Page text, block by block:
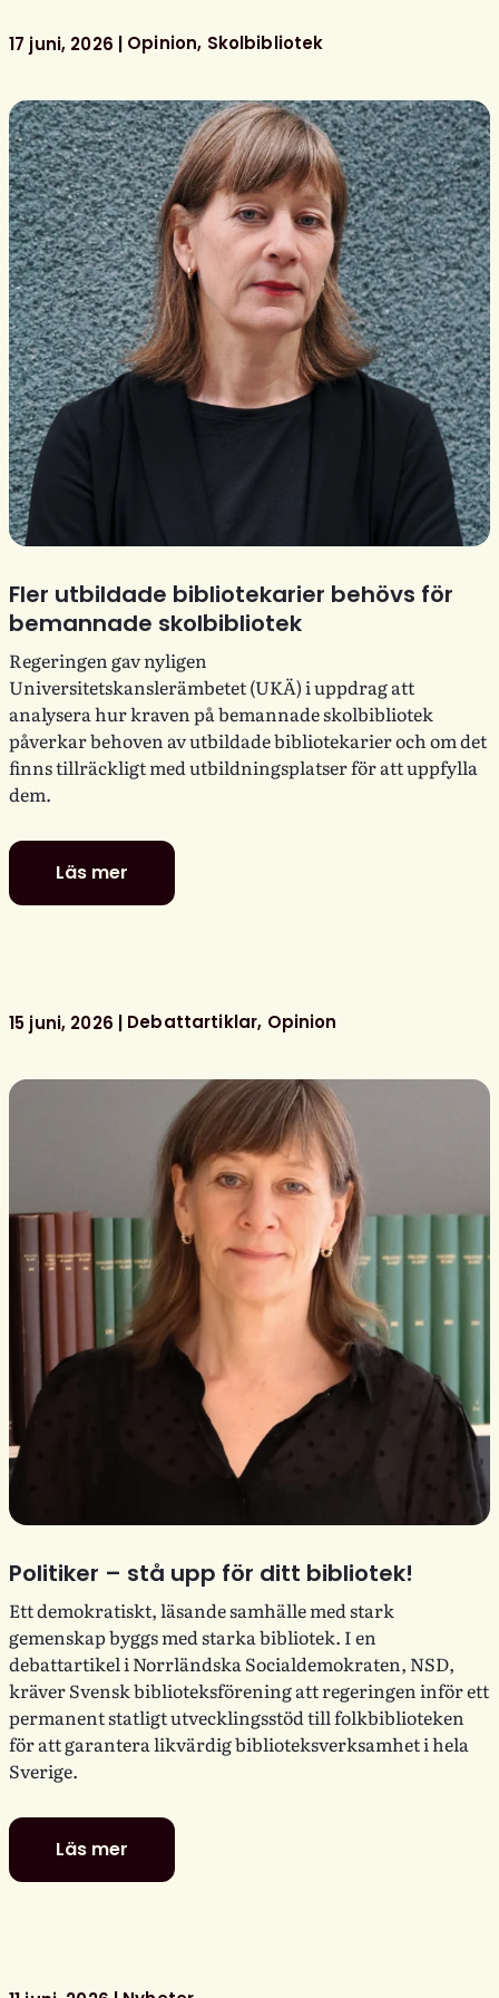
litterära
ungdomspriser
17 juni, 2026 Opinion Skolbibliotek
Fler utbildade bibliotekarier behövs för
bemannade skolbibliotek
Regeringen gav nyligen
Universitetskanslerämbetet (UKÄ) i uppdrag att
analysera hur kraven på bemannade skolbibliotek
påverkar behoven av utbildade bibliotekarier och om det
finns tillräckligt med utbildningsplatser för att uppfylla
dem.
Läs mer
Fler
utbildade
bemannade
15 juni, 2026 Debattartiklar Opinion
Politiker – stå upp för ditt bibliotek!
Ett demokratiskt, läsande samhälle med stark
gemenskap byggs med starka bibliotek. I en
debattartikel i Norrländska Socialdemokraten, NSD,
kräver Svensk biblioteksförening att regeringen inför ett
permanent statligt utvecklingsstöd till folkbiblioteken
för att garantera likvärdig biblioteksverksamhet i hela
Sverige.
Läs mer
Politiker
–